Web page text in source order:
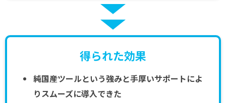
得られた効果
純国産ツールという強みと手厚いサポートによ
りスムーズに導入できた